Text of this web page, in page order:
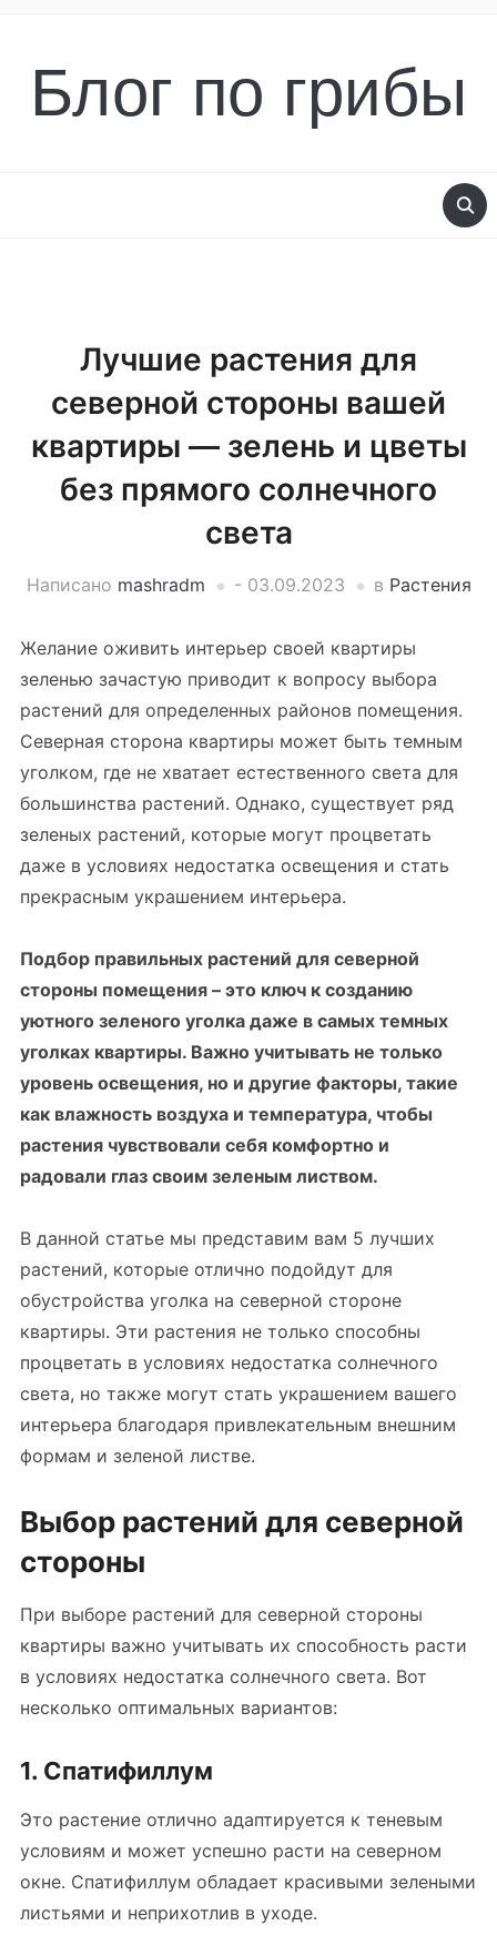
Блог по грибы
Лучшие растения для
северной стороны вашей
квартиры — зелень и цветы
без прямого солнечного
света
Написано mashradm - 03.09.2023 в Растения
Желание оживить интерьер своей квартиры
зеленью зачастую приводит к вопросу выбора
растений для определенных районов помещения.
Северная сторона квартиры может быть темным
уголком, где не хватает естественного света для
большинства растений. Однако, существует ряд
зеленых растений, которые могут процветать
даже в условиях недостатка освещения и стать
прекрасным украшением интерьера.
Подбор правильных растений для северной
стороны помещения – это ключ к созданию
уютного зеленого уголка даже в самых темных
уголках квартиры. Важно учитывать не только
уровень освещения, но и другие факторы, такие
как влажность воздуха и температура, чтобы
растения чувствовали себя комфортно и
радовали глаз своим зеленым лиством.
В данной статье мы представим вам 5 лучших
растений, которые отлично подойдут для
обустройства уголка на северной стороне
квартиры. Эти растения не только способны
процветать в условиях недостатка солнечного
света, но также могут стать украшением вашего
интерьера благодаря привлекательным внешним
формам и зеленой листве.
Выбор растений для северной
стороны
При выборе растений для северной стороны
квартиры важно учитывать их способность расти
в условиях недостатка солнечного света. Вот
несколько оптимальных вариантов:
1. Спатифиллум
Это растение отлично адаптируется к теневым
условиям и может успешно расти на северном
окне. Спатифиллум обладает красивыми зелеными
листьями и неприхотлив в уходе.